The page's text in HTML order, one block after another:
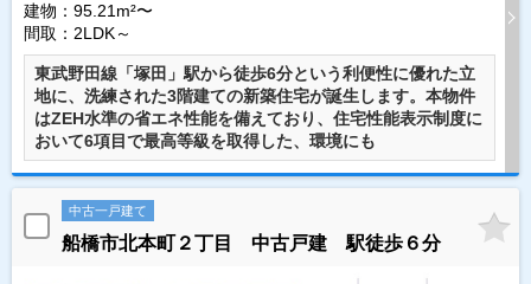
建物：95.21m²〜
間取：2LDK～
東武野田線「塚田」駅から徒歩6分という利便性に優れた立
地に、洗練された3階建ての新築住宅が誕生します。本物件
はZEH水準の省エネ性能を備えており、住宅性能表示制度に
おいて6項目で最高等級を取得した、環境にも
中古一戸建て
船橋市北本町２丁目 中古戸建 駅徒歩６分